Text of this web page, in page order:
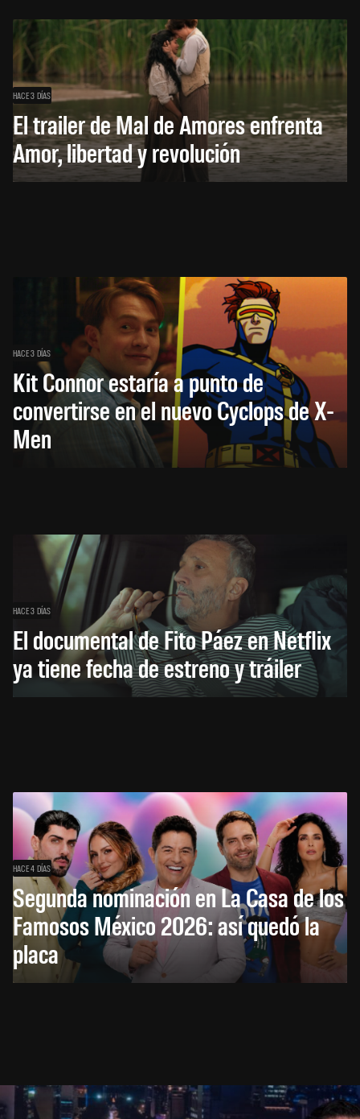
HACE 3 DÍAS
El trailer de Mal de Amores enfrenta
Amor, libertad y revolución
HACE 3 DÍAS
Kit Connor estaría a punto de
convertirse en el nuevo Cyclops de X-
Men
HACE 3 DÍAS
El documental de Fito Páez en Netflix
ya tiene fecha de estreno y tráiler
HACE 4 DÍAS
Segunda nominación en La Casa de los
Famosos México 2026: así quedó la
placa